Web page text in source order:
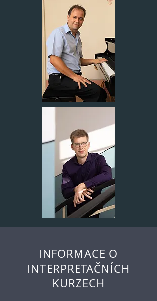
INFORMACE O
INTERPRETAČNÍCH
KURZECH